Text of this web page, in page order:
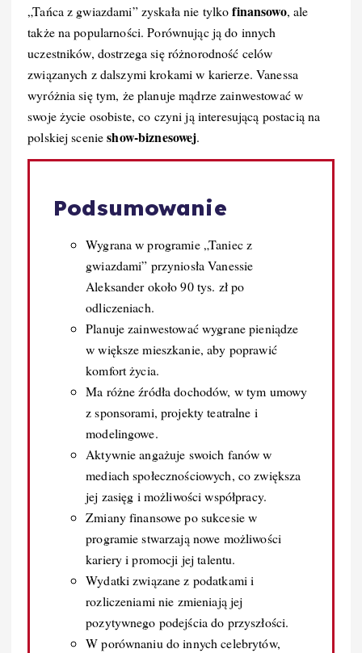
„Tańca z gwiazdami” zyskała nie tylkofinansowo, ale
także na popularności. Porównując ją do innych
uczestników, dostrzega się różnorodność celów
związanych z dalszymi krokami w karierze. Vanessa
wyróżnia się tym, że planuje mądrze zainwestować w
swoje życie osobiste, co czyni ją interesującą postacią na
polskiej scenieshow-biznesowej.
Podsumowanie
Wygrana w programie „Taniec z
gwiazdami” przyniosła Vanessie
Aleksander około 90 tys. zł po
odliczeniach.
Planuje zainwestować wygrane pieniądze
w większe mieszkanie, aby poprawić
komfort życia.
Ma różne źródła dochodów, w tym umowy
z sponsorami, projekty teatralne i
modelingowe.
Aktywnie angażuje swoich fanów w
mediach społecznościowych, co zwiększa
jej zasięg i możliwości współpracy.
Zmiany finansowe po sukcesie w
programie stwarzają nowe możliwości
kariery i promocji jej talentu.
Wydatki związane z podatkami i
rozliczeniami nie zmieniają jej
pozytywnego podejścia do przyszłości.
W porównaniu do innych celebrytów,